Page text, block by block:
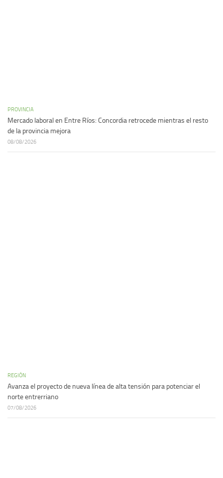
PROVINCIA
Mercado laboral en Entre Ríos: Concordia retrocede mientras el resto
de la provincia mejora
08/08/2026
REGIÓN
Avanza el proyecto de nueva línea de alta tensión para potenciar el
norte entrerriano
07/08/2026